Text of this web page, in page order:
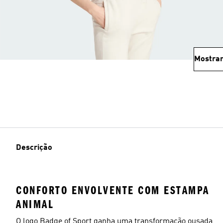
Descrição
CONFORTO ENVOLVENTE COM ESTAMPA
ANIMAL